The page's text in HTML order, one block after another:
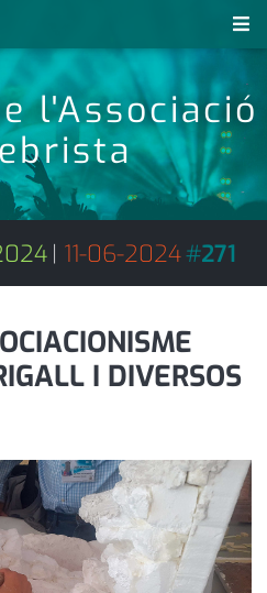
notícies
ambient
opinió
pdf
l'Associació
| 11-06-2024#271
I DIVERSOS